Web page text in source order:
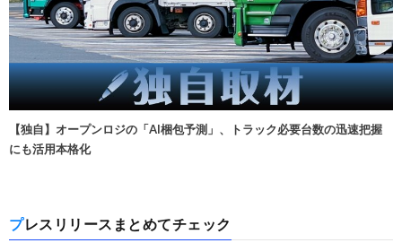
【独自】オープンロジの「AI梱包予測」、トラック必要台数の迅速把握
にも活用本格化
プレスリリースまとめてチェック